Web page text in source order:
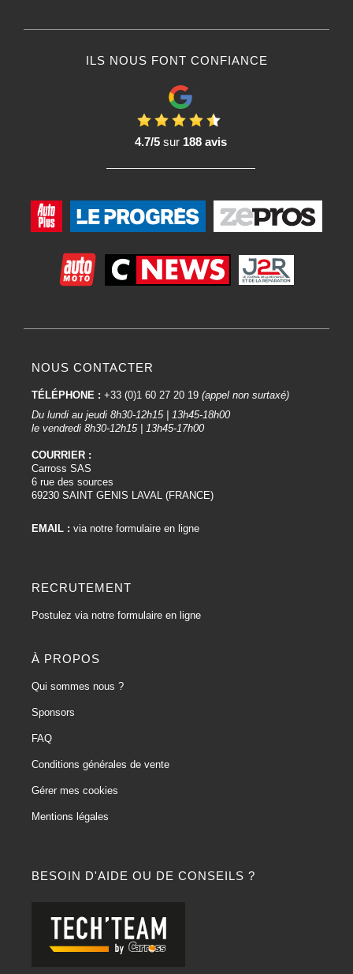
ILS NOUS FONT CONFIANCE
4.7/5sur 188 avis
BESOIN D'AIDE OU DE CONSEILS ?
NOUS CONTACTER
TÉLÉPHONE : +33 (0)1 60 27 20 19 (appel non surtaxé)
Du lundi au jeudi 8h30-12h15 | 13h45-18h00
le vendredi 8h30-12h15 | 13h45-17h00
COURRIER :
Carross SAS
6 rue des sources
69230 SAINT GENIS LAVAL (FRANCE)
EMAIL : via notre formulaire en ligne
RECRUTEMENT
Postulez via notre formulaire en ligne
À PROPOS
Qui sommes nous ?
Sponsors
FAQ
Conditions générales de vente
Gérer mes cookies
Mentions légales